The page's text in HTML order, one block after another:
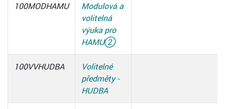
100MODHAMU
Modulová a
volitelná
výuka pro
HAMU②
100VVHUDBA
Volitelné
předměty -
HUDBA